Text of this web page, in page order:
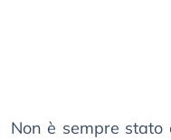
Non è sempre stato